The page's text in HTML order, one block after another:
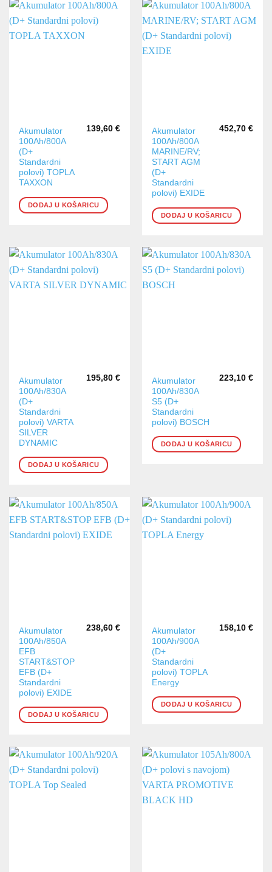
Akumulator
100Ah/800A
(D+
Standardni
polovi) TOPLA
TAXXON
139,60 €
DODAJ U KOŠARICU
Akumulator
100Ah/800A
MARINE/RV;
START AGM
(D+
Standardni
polovi) EXIDE
452,70 €
DODAJ U KOŠARICU
Akumulator
100Ah/830A
(D+
Standardni
polovi) VARTA
SILVER
DYNAMIC
195,80 €
DODAJ U KOŠARICU
Akumulator
100Ah/830A
S5 (D+
Standardni
polovi) BOSCH
223,10 €
DODAJ U KOŠARICU
Akumulator
100Ah/850A
EFB
START&STOP
EFB (D+
Standardni
polovi) EXIDE
238,60 €
DODAJ U KOŠARICU
Akumulator
100Ah/900A
(D+
Standardni
polovi) TOPLA
Energy
158,10 €
DODAJ U KOŠARICU